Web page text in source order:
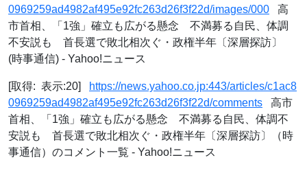
0969259ad4982af495e92fc263d26f3f22d/images/000 高
市首相、「1強」確立も広がる懸念 不満募る自民、体調
不安説も 首長選で敗北相次ぐ・政権半年〔深層探訪〕
(時事通信) - Yahoo!ニュース
[取得: 表示:20]
https://news.yahoo.co.jp:443/articles/c1ac8
0969259ad4982af495e92fc263d26f3f22d/comments 高市
首相、「1強」確立も広がる懸念 不満募る自民、体調不
安説も 首長選で敗北相次ぐ・政権半年〔深層探訪〕（時
事通信）のコメント一覧 - Yahoo!ニュース